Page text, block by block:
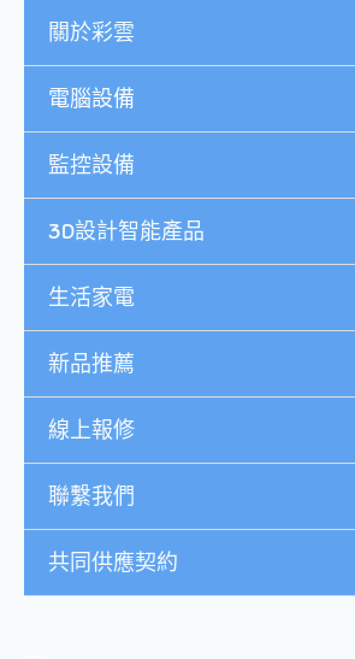
關於彩雲
電腦設備
監控設備
3D設計智能產品
生活家電
新品推薦
線上報修
聯繫我們
共同供應契約